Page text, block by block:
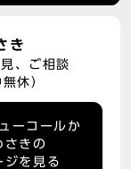
き
、ご相談
休）
ーコールか
さきの
ジを見る